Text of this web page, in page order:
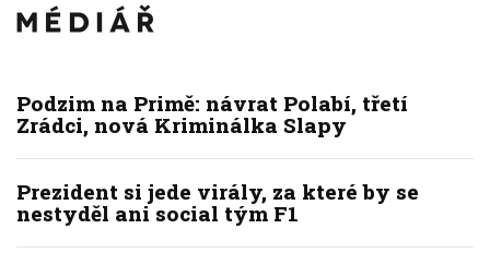
Podzim na Primě: návrat Polabí, třetí
Zrádci, nová Kriminálka Slapy
Prezident si jede virály, za které by se
nestyděl ani social tým F1